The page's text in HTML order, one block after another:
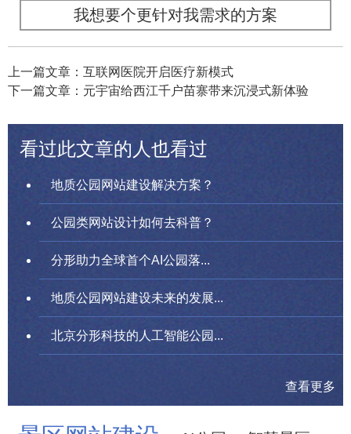
我想要个更针对我需求的方案
上一篇文章：互联网医院开启医疗新模式
下一篇文章：元宇宙给西江千户苗寨带来沉浸式新体验
看过此文章的人也看过
地质公园网站建设解决方案？
公园类网站设计如何去科普？
分形助力全球首个AI公园落...
地质公园网站建设未来的发展...
北京分形科技的人工智能公园...
查看更多